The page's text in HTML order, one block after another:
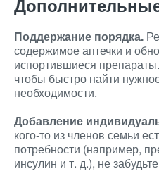
Поддержание порядка.
содержимое аптечки и
испортившиеся
чтобы быстро найти
необходимости.
Добавление
кого-то из членов семьи
потребности (например,
инсулин и т. д.), не